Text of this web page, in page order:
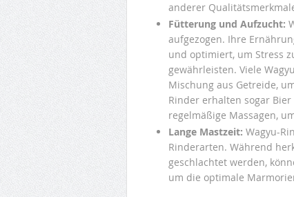
anderer
Fütterung und Aufzucht:
aufgezogen. Ihre
und optimiert, um Stress
gewährleisten. Viele
Mischung aus Getreide,
Rinder erhalten sogar
regelmäßige Massagen,
Lange Mastzeit: Wagyu-
Rinderarten. Während
geschlachtet werden,
um die optimale